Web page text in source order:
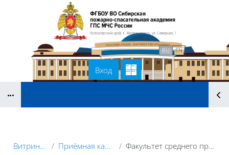
Перейти к основному содержанию
Вход
В начало Связаться с нами RU EN
Витрина курсов 3KL Приёмная кампания (абитуриенты) Факультет среднего профессионального образования